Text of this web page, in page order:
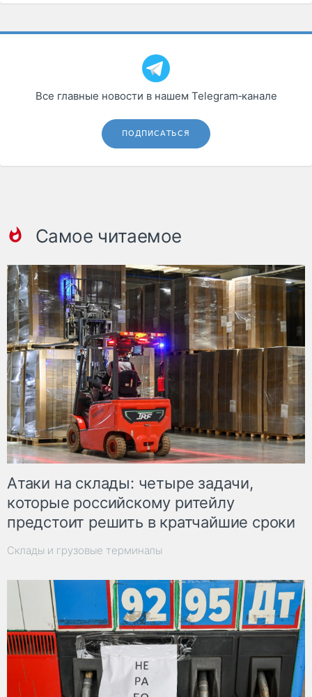
Топливо, масла и
Все главные новости в нашем Telegram‑канале
ПОДПИСАТЬСЯ
Самое читаемое
Атаки на склады: четыре задачи,
которые российскому ритейлу
предстоит решить в кратчайшие сроки
Склады и грузовые терминалы